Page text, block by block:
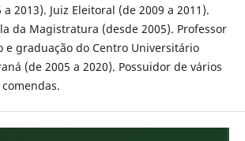
2013). Juiz Eleitoral (de 2009 a 2011).
da Magistratura (desde 2005). Professor
e graduação do Centro Universitário
(de 2005 a 2020). Possuidor de vários